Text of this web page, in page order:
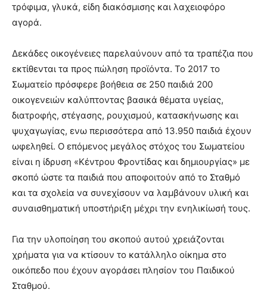
τρόφιμα, γλυκά, είδη διακόσμισης και λαχειοφόρο
αγορά.
Δεκάδες οικογένειες παρελαύνουν από τα τραπέζια που
εκτίθενται τα προς πώληση προϊόντα. Το 2017 το
Σωματείο πρόσφερε βοήθεια σε 250 παιδιά 200
οικογενειών καλύπτοντας βασικά θέματα υγείας,
διατροφής, στέγασης, ρουχισμού, κατασκήνωσης και
ψυχαγωγίας, ενω περισσότερα από 13.950 παιδιά έχουν
ωφεληθεί. Ο επόμενος μεγάλος στόχος του Σωματείου
είναι η ίδρυση «Κέντρου Φροντίδας και δημιουργίας» με
σκοπό ώστε τα παιδιά που αποφοιτούν από το Σταθμό
και τα σχολεία να συνεχίσουν να λαμβάνουν υλική και
συναισθηματική υποστήριξη μέχρι την ενηλικίωσή τους.
Για την υλοποίηση του σκοπού αυτού χρειάζονται
χρήματα για να κτίσουν το κατάλληλο οίκημα στο
οικόπεδο που έχουν αγοράσει πλησίον του Παιδικού
Σταθμού.